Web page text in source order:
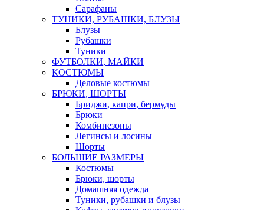
Сарафаны
ТУНИКИ, РУБАШКИ, БЛУЗЫ
Блузы
Рубашки
Туники
ФУТБОЛКИ, МАЙКИ
КОСТЮМЫ
Деловые костюмы
БРЮКИ, ШОРТЫ
Бриджи, капри, бермуды
Брюки
Комбинезоны
Легинсы и лосины
Шорты
БОЛЬШИЕ РАЗМЕРЫ
Костюмы
Брюки, шорты
Домашняя одежда
Туники, рубашки и блузы